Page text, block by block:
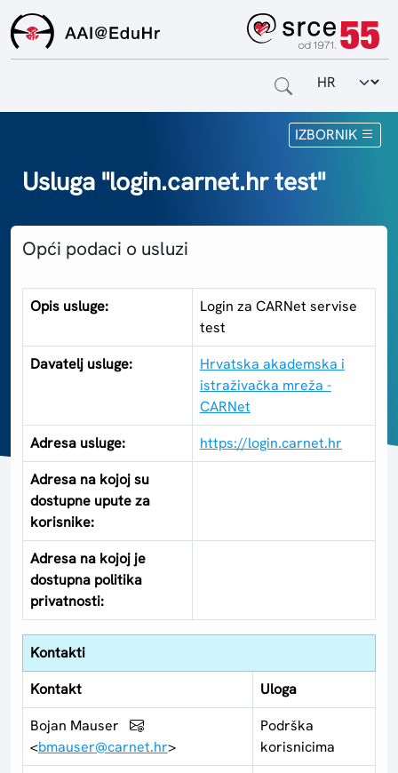
Odabir
IZBORNIK
Za krajnje korisnike
Za matične ustanove
O sustavu
Kontakt
Usluga "login.carnet.hr test"
Opći podaci o usluzi
Opis usluge:
Login za CARNet servise
test
Davatelj usluge:
Hrvatska akademska i
istraživačka mreža -
CARNet
Adresa usluge:
https://login.carnet.hr
Adresa na kojoj su
dostupne upute za
korisnike:
Adresa na kojoj je
dostupna politika
privatnosti:
Kontakti
Kontakt
Uloga
Bojan Mauser
<bmauser@carnet.hr>
Podrška
korisnicima